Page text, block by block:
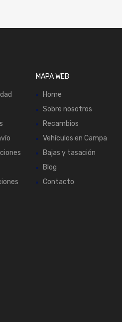
MAPA WEB
Home
Sobre nosotros
Recambios
Vehículos en Campa
Bajas y tasación
Blog
Contacto